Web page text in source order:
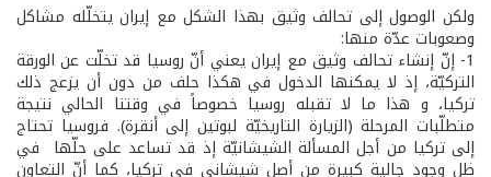
ولكن الوصول إلى تحالف وثيق بهذا الشكل مع إيران يتخلّله مشاكل
وصعوبات عدّة منها:
1­- إنّ إنشاء تحالف وثيق مع إيران يعني أنّ روسيا قد تخلّت عن الورقة
التركيّة، إذ لا يمكنها الدخول في هكذا حلف من دون أن يزعج ذلك
تركيا، و هذا ما لا تقبله روسيا خصوصاً في وقتنا الحالي نتيجة
متطلّبات المرحلة (الزيارة التاريخيّة لبوتين إلى أنقرة). فروسيا تحتاج
إلى تركيا من أجل المسألة الشيشانيّة إذ قد تساعد على حلّها في
ظل وجود جالية كبيرة من أصل شيشاني في تركيا، كما أنّ التعاون